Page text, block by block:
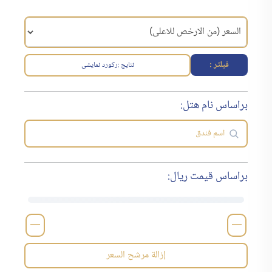
فیلتر : نتایج :رکورد نمایشی
براساس نام هتل:
براساس قیمت ریال:
—
—
إزالة مرشح السعر